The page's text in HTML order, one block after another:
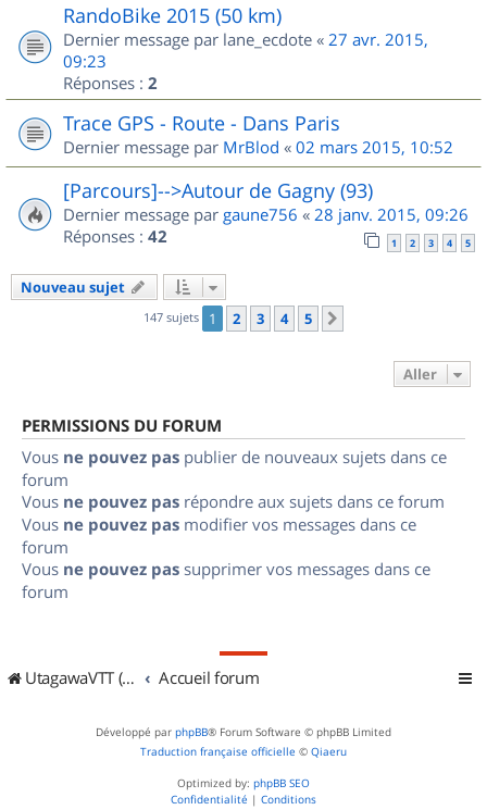
RandoBike 2015 (50 km)
Dernier message par lane_ecdote « 27 avr. 2015,
09:23
Réponses : 2
Trace GPS - Route - Dans Paris
Dernier message par MrBlod « 02 mars 2015, 10:52
[Parcours]-->Autour de Gagny (93)
Dernier message par gaune756 « 28 janv. 2015, 09:26
Réponses : 42 1 2 3 4 5
Nouveau sujet
147 sujets 1 2 3 4 5
Aller
PERMISSIONS DU FORUM
Vous ne pouvez pas publier de nouveaux sujets dans ce
forum
Vous ne pouvez pas répondre aux sujets dans ce forum
Vous ne pouvez pas modifier vos messages dans ce
forum
Vous ne pouvez pas supprimer vos messages dans ce
forum
UtagawaVTT (Randos VTT et VTTAE avec traces GPS) Accueil forum
Développé par phpBB® Forum Software © phpBB Limited
Traduction française officielle © Qiaeru
Optimized by: phpBB SEO
Confidentialité | Conditions